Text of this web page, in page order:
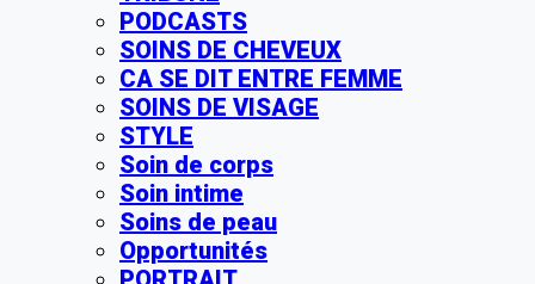
PODCASTS
SOINS DE CHEVEUX
CA SE DIT ENTRE FEMME
SOINS DE VISAGE
STYLE
Soin de corps
Soin intime
Soins de peau
Opportunités